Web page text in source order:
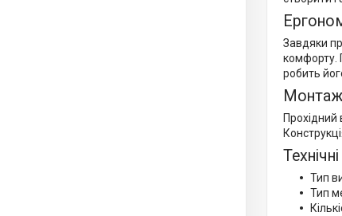
Завдяки
комфорту.
робить
Монтаж
Тип
Тип